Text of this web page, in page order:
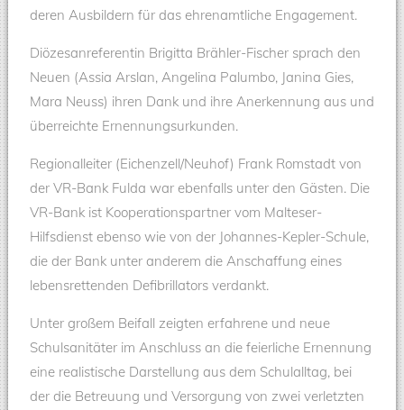
deren Ausbildern für das ehrenamtliche Engagement.
Diözesanreferentin Brigitta Brähler-Fischer sprach den
Neuen (Assia Arslan, Angelina Palumbo, Janina Gies,
Mara Neuss) ihren Dank und ihre Anerkennung aus und
überreichte Ernennungsurkunden.
Regionalleiter (Eichenzell/Neuhof) Frank Romstadt von
der VR-Bank Fulda war ebenfalls unter den Gästen. Die
VR-Bank ist Kooperationspartner vom Malteser-
Hilfsdienst ebenso wie von der Johannes-Kepler-Schule,
die der Bank unter anderem die Anschaffung eines
lebensrettenden Defibrillators verdankt.
Unter großem Beifall zeigten erfahrene und neue
Schulsanitäter im Anschluss an die feierliche Ernennung
eine realistische Darstellung aus dem Schulalltag, bei
der die Betreuung und Versorgung von zwei verletzten